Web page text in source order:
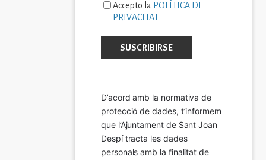
Accepto la POLÍTICA DE
PRIVACITAT
D’acord amb la normativa de
protecció de dades, t’informem
que l’Ajuntament de Sant Joan
Despí tracta les dades
personals amb la finalitat de